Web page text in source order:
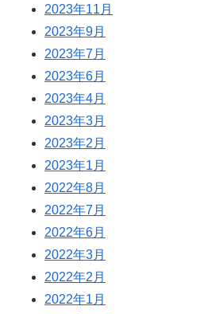
2023年11月
2023年9月
2023年7月
2023年6月
2023年4月
2023年3月
2023年2月
2023年1月
2022年8月
2022年7月
2022年6月
2022年3月
2022年2月
2022年1月